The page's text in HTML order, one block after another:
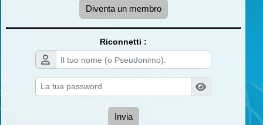
Diventa un membro
Riconnetti :
Invia